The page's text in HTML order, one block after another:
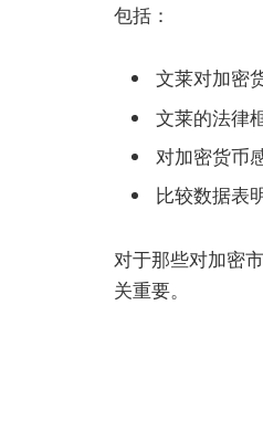
包括：
文莱对加密
文莱的法律
对加密货币
比较数据表
对于那些对加密
关重要。